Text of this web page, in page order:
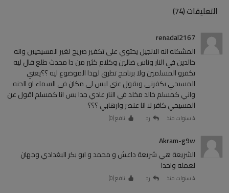
التعليقات (74)
renadal2167
المشكله انه الانجيل يحتوي على تكفير صريح لغير المسيحيين وانه
خالدين في النار وناس ضالين وكلام كثير من دا محدث طلع قال ليه
تكفرو المسلمين ولا برنامج تطرق لهذا الموضوع ليه ؟؟يعني
المسيحي يكفرني ويقول عني ليس لي مكان في السماء او الجنه
واني كمسلم خالد مخلد في النار عادي جدا بس انا كمسلم اقول عن
المسيحي كافر لا انا عنصر وارهابي ؟؟؟
4 سنوات منذ رد نافع (0
)
Akram-g9w
الشريعة هي شريعة داعش و محمد و ابو بكر البغدادي وجهان
لعمله واحدا
4 سنوات منذ رد نافع (0
)